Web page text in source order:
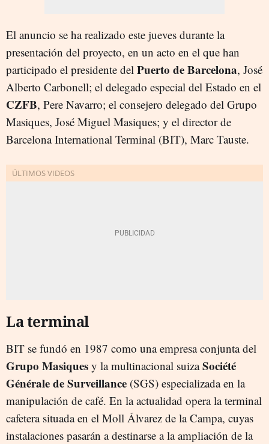
El anuncio se ha realizado este jueves durante la
presentación del proyecto, en un acto en el que han
participado el presidente del Puerto de Barcelona, José
Alberto Carbonell; el delegado especial del Estado en el
CZFB, Pere Navarro; el consejero delegado del Grupo
Masiques, José Miguel Masiques; y el director de
Barcelona International Terminal (BIT), Marc Tauste.
La terminal
BIT se fundó en 1987 como una empresa conjunta del
Grupo Masiques y la multinacional suizaSociété
Générale de Surveillance (SGS) especializada en la
manipulación de café. En la actualidad opera la terminal
cafetera situada en el Moll Álvarez de la Campa, cuyas
instalaciones pasarán a destinarse a la ampliación de la